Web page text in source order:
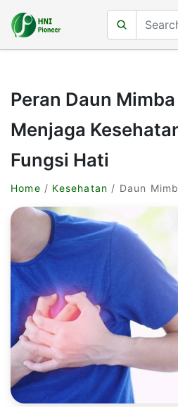
Peran Daun
Menjaga
Fungsi Hati
Home / Kesehatan / Daun